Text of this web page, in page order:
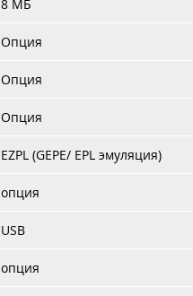
8 МБ
Опция
Опция
Опция
EZPL (GEPE/ EPL эмуляция)
опция
USB
опция